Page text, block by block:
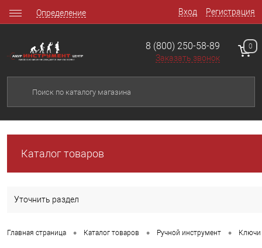
Вход Регистрация
Определение
8 (800) 250-58-89
Заказать звонок
0
Каталог товаров
Уточнить раздел
Главная страница • Каталог товаров • Ручной инструмент • Ключи